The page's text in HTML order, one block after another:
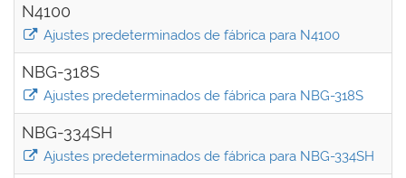
N4100
Ajustes predeterminados de fábrica para N4100
NBG-318S
Ajustes predeterminados de fábrica para NBG-318S
NBG-334SH
Ajustes predeterminados de fábrica para NBG-334SH